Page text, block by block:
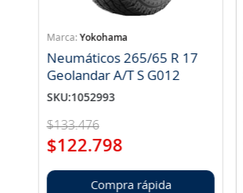
Yokohama
Neumáticos 265/65 R 17
Geolandar A/T S G012
SKU:1052993
$133.476
$122.798
Compra rápida